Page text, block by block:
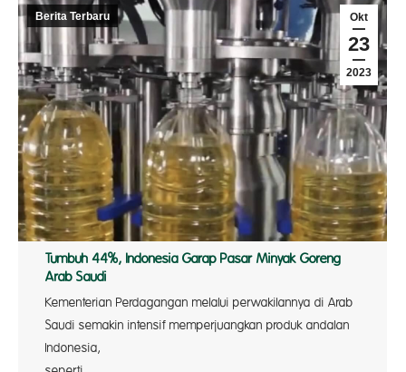
Okt
23
2023
Berita Terbaru
Tumbuh 44%, Indonesia Garap Pasar Minyak Goreng
Arab Saudi
Kementerian Perdagangan melalui perwakilannya di Arab
Saudi semakin intensif memperjuangkan produk andalan
Indonesia,